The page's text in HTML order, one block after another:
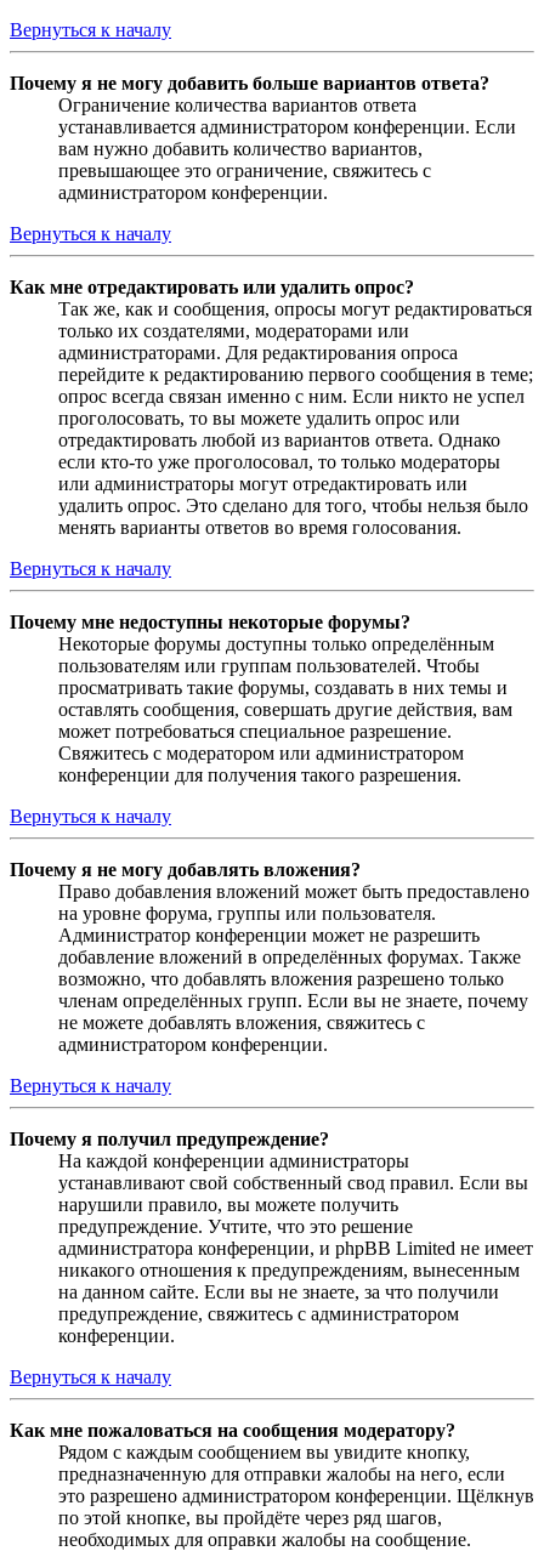
Вернуться к началу
Почему я не могу добавить больше вариантов ответа?
Ограничение количества вариантов ответа
устанавливается администратором конференции. Если
вам нужно добавить количество вариантов,
превышающее это ограничение, свяжитесь с
администратором конференции.
Вернуться к началу
Как мне отредактировать или удалить опрос?
Так же, как и сообщения, опросы могут редактироваться
только их создателями, модераторами или
администраторами. Для редактирования опроса
перейдите к редактированию первого сообщения в теме;
опрос всегда связан именно с ним. Если никто не успел
проголосовать, то вы можете удалить опрос или
отредактировать любой из вариантов ответа. Однако
если кто-то уже проголосовал, то только модераторы
или администраторы могут отредактировать или
удалить опрос. Это сделано для того, чтобы нельзя было
менять варианты ответов во время голосования.
Вернуться к началу
Почему мне недоступны некоторые форумы?
Некоторые форумы доступны только определённым
пользователям или группам пользователей. Чтобы
просматривать такие форумы, создавать в них темы и
оставлять сообщения, совершать другие действия, вам
может потребоваться специальное разрешение.
Свяжитесь с модератором или администратором
конференции для получения такого разрешения.
Вернуться к началу
Почему я не могу добавлять вложения?
Право добавления вложений может быть предоставлено
на уровне форума, группы или пользователя.
Администратор конференции может не разрешить
добавление вложений в определённых форумах. Также
возможно, что добавлять вложения разрешено только
членам определённых групп. Если вы не знаете, почему
не можете добавлять вложения, свяжитесь с
администратором конференции.
Вернуться к началу
Почему я получил предупреждение?
На каждой конференции администраторы
устанавливают свой собственный свод правил. Если вы
нарушили правило, вы можете получить
предупреждение. Учтите, что это решение
администратора конференции, и phpBB Limited не имеет
никакого отношения к предупреждениям, вынесенным
на данном сайте. Если вы не знаете, за что получили
предупреждение, свяжитесь с администратором
конференции.
Вернуться к началу
Как мне пожаловаться на сообщения модератору?
Рядом с каждым сообщением вы увидите кнопку,
предназначенную для отправки жалобы на него, если
это разрешено администратором конференции. Щёлкнув
по этой кнопке, вы пройдёте через ряд шагов,
необходимых для оправки жалобы на сообщение.